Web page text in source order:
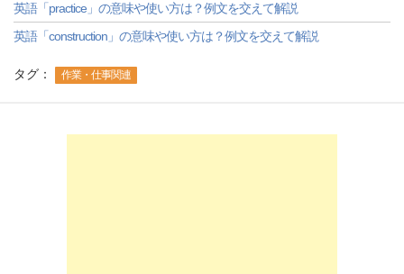
英語「practice」の意味や使い方は？例文を交えて解説
英語「construction」の意味や使い方は？例文を交えて解説
タグ： 作業・仕事関連